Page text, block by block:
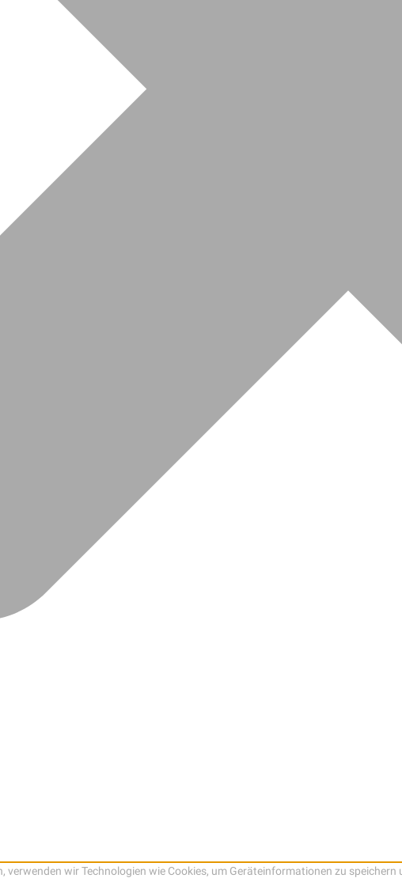
verwenden wir Technologien wie Cookies, um Geräteinformationen zu